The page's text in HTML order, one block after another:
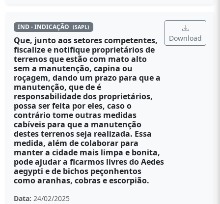
IND - INDICAÇÃO (SAPL)
Que, junto aos setores competentes,
fiscalize e notifique proprietários de
terrenos que estão com mato alto
sem a manutenção, capina ou
roçagem, dando um prazo para que a
manutenção, que de é
responsabilidade dos proprietários,
possa ser feita por eles, caso o
contrário tome outras medidas
cabíveis para que a manutenção
destes terrenos seja realizada. Essa
medida, além de colaborar para
manter a cidade mais limpa e bonita,
pode ajudar a ficarmos livres do Aedes
aegypti e de bichos peçonhentos
como aranhas, cobras e escorpião.
Download
Data: 24/02/2025